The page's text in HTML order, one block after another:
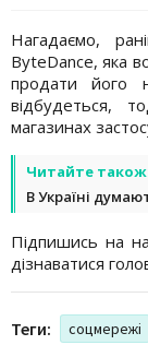
Нагадаємо,
ByteDance, яка
продати його
відбудеться,
магазинах
Читайте
В Україні
Підпишись на
дізнаватися
Теги: соцмережі